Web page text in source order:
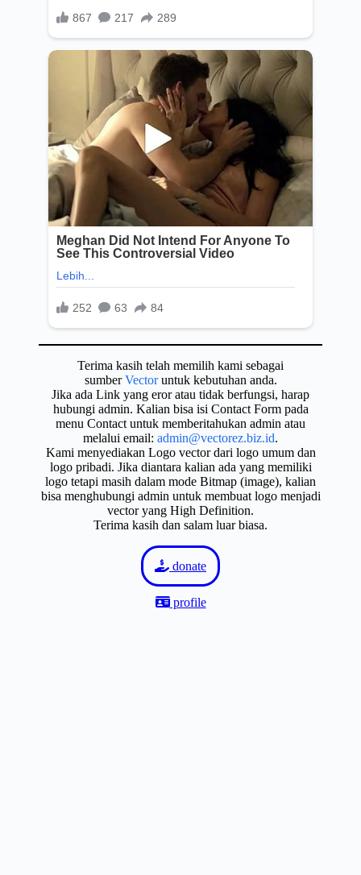
Terima kasih telah memilih kami sebagai
sumberVectoruntuk kebutuhan anda.
Jika ada Link yang eror atau tidak berfungsi, harap
hubungi admin. Kalian bisa isi Contact Form pada
menu Contact untuk memberitahukan admin atau
melalui email: admin@vectorez.biz.id.
Kami menyediakan Logo vector dari logo umum dan
logo pribadi. Jika diantara kalian ada yang memiliki
logo tetapi masih dalam mode Bitmap (image), kalian
bisa menghubungi admin untuk membuat logo menjadi
vector yang High Definition.
Terima kasih dan salam luar biasa.
donate
profile